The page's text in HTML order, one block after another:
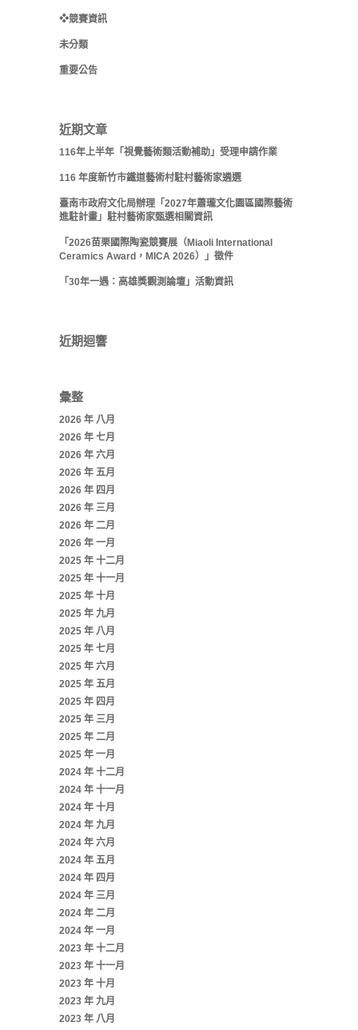
❖競賽資訊
未分類
重要公告
近期文章
116年上半年「視覺藝術類活動補助」受理申請作業
116 年度新竹市鐵道藝術村駐村藝術家遴選
臺南市政府文化局辦理「2027年蕭瓏文化園區國際藝術
進駐計畫」駐村藝術家甄選相關資訊
「2026苗栗國際陶瓷競賽展（Miaoli International
Ceramics Award，MICA 2026）」徵件
「30年一遇：高雄獎觀測論壇」活動資訊
近期迴響
彙整
2026 年 八月
2026 年 七月
2026 年 六月
2026 年 五月
2026 年 四月
2026 年 三月
2026 年 二月
2026 年 一月
2025 年 十二月
2025 年 十一月
2025 年 十月
2025 年 九月
2025 年 八月
2025 年 七月
2025 年 六月
2025 年 五月
2025 年 四月
2025 年 三月
2025 年 二月
2025 年 一月
2024 年 十二月
2024 年 十一月
2024 年 十月
2024 年 九月
2024 年 六月
2024 年 五月
2024 年 四月
2024 年 三月
2024 年 二月
2024 年 一月
2023 年 十二月
2023 年 十一月
2023 年 十月
2023 年 九月
2023 年 八月